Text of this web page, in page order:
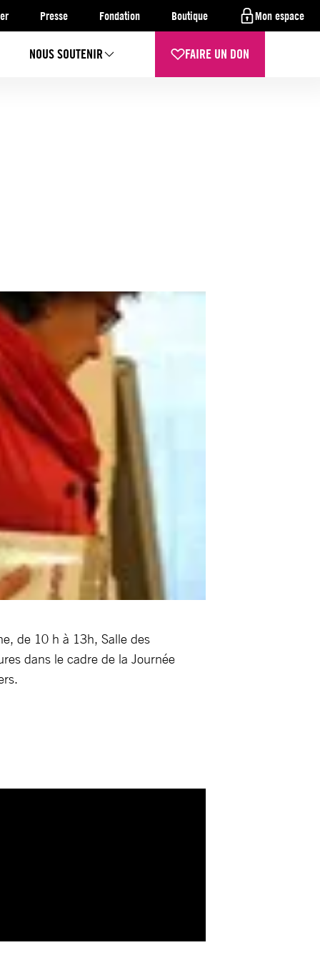
Presse Fondation Boutique Mon espace
NOUS SOUTENIR FAIRE UN DON
de 10 h à 13h, Salle des
dans le cadre de la Journée